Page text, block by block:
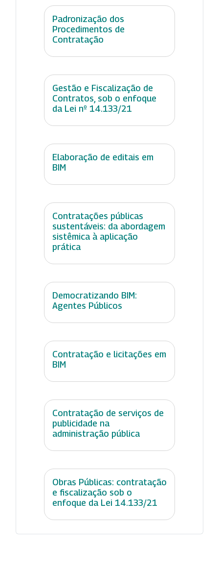
Padronização dos
Procedimentos de
Contratação
Gestão e Fiscalização de
Contratos, sob o enfoque
da Lei nº 14.133/21
Elaboração de editais em
BIM
Contratações públicas
sustentáveis: da abordagem
sistêmica à aplicação
prática
Democratizando BIM:
Agentes Públicos
Contratação e licitações em
BIM
Contratação de serviços de
publicidade na
administração pública
Obras Públicas: contratação
e fiscalização sob o
enfoque da Lei 14.133/21